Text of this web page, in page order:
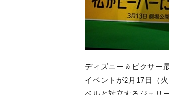
ディズニー＆ピクサー
イベントが2 月 17日（
ベルと対立するジェリ